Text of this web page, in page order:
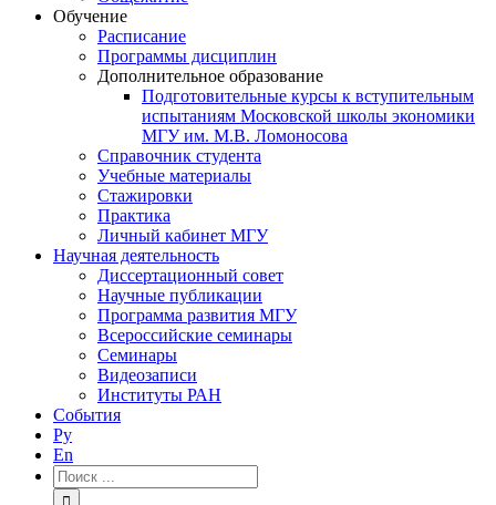
Обучение
Расписание
Программы дисциплин
Дополнительное образование
Подготовительные курсы к вступительным
испытаниям Московской школы экономики
МГУ им. М.В. Ломоносова
Справочник студента
Учебные материалы
Стажировки
Практика
Личный кабинет МГУ
Научная деятельность
Диссертационный совет
Научные публикации
Программа развития МГУ
Всероссийские семинары
Семинары
Видеозаписи
Институты РАН
События
Ру
En
Результат
поиска: